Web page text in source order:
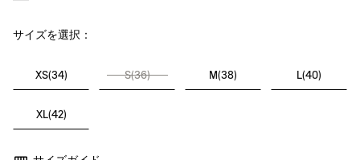
サイズを選択：
XS(34) S(36) M(38) L(40)
XL(42)